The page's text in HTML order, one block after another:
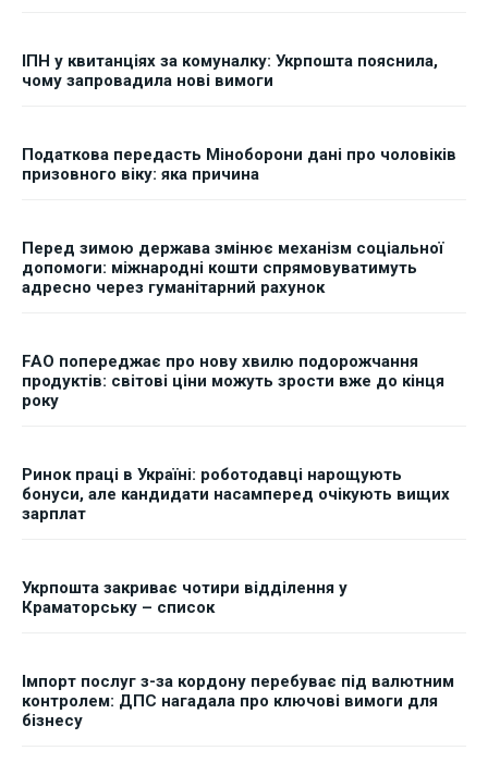
ІПН у квитанціях за комуналку: Укрпошта пояснила,
чому запровадила нові вимоги
Податкова передасть Міноборони дані про чоловіків
призовного віку: яка причина
Перед зимою держава змінює механізм соціальної
допомоги: міжнародні кошти спрямовуватимуть
адресно через гуманітарний рахунок
FAO попереджає про нову хвилю подорожчання
продуктів: світові ціни можуть зрости вже до кінця
року
Ринок праці в Україні: роботодавці нарощують
бонуси, але кандидати насамперед очікують вищих
зарплат
Укрпошта закриває чотири відділення у
Краматорську – список
Імпорт послуг з-за кордону перебуває під валютним
контролем: ДПС нагадала про ключові вимоги для
бізнесу